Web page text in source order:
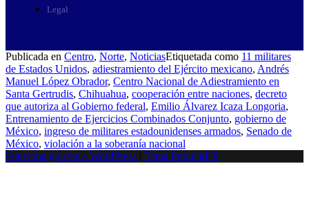
Legal
Publicada en Centro, Norte, NoticiasEtiquetada como 11 militares
de Estados Unidos, adiestramiento del Ejército mexicano, Andrés
Manuel López Obrador, Centro Nacional de Adiestramiento en
Santa Gertrudis, Chihuahua, cooperación entre naciones, decreto
que autoriza al Gobierno federal, Emilio Álvarez Icaza Longoria,
Entrenamiento de Ejercicios Combinados Conjunto, gobierno de
México, ingreso de militares estadounidenses armados, Senado de
México, violación a la soberanía nacional
Funciona gracias a WordPress
Tema PopularFX